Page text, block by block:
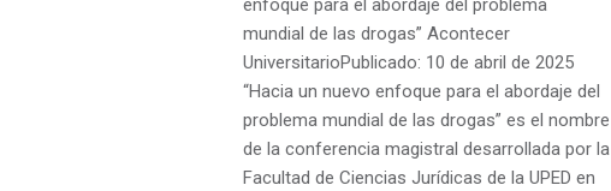
enfoque para el abordaje del problema
mundial de las drogas” Acontecer
UniversitarioPublicado: 10 de abril de 2025
“Hacia un nuevo enfoque para el abordaje del
problema mundial de las drogas” es el nombre
de la conferencia magistral desarrollada por la
Facultad de Ciencias Jurídicas de la UPED en